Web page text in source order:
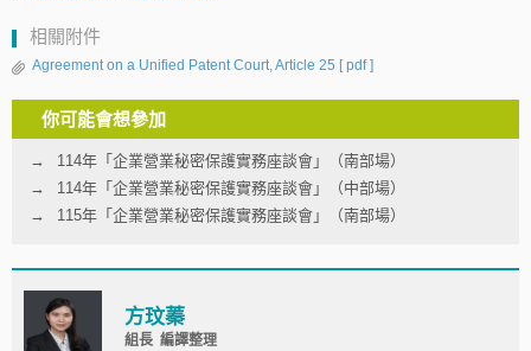
相關附件
Agreement on a Unified Patent Court, Article 25 [ pdf ]
你可能會想參加
114年「企業營業秘密保護實務座談會」（南部場）
114年「企業營業秘密保護實務座談會」（中部場）
115年「企業營業秘密保護實務座談會」（南部場）
方玟蓁
組長 編譯整理